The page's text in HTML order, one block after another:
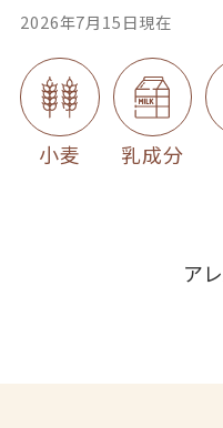
2026年7月15日現在
小麦 乳成分
ア